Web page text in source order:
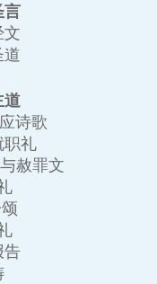
言
文
道
道
诗歌
职礼
赦罪文
告